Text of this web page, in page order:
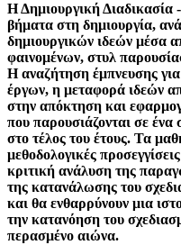
Η Δημιουργική
βήματα στη δημιουργία,
δημιουργικών ιδεών μέσα
φαινομένων, στυλ
Η αναζήτηση έμπνευσης
έργων, η μεταφορά ιδεών
στην απόκτηση και
που παρουσιάζονται σε
στο τέλος του έτους. Τα
μεθοδολογικές
κριτική ανάλυση της
της κατανάλωσης του
και θα ενθαρρύνουν μια
την κατανόηση του
περασμένο αιώνα.